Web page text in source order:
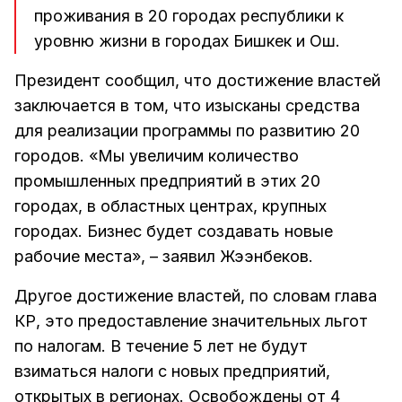
проживания в 20 городах республики к
уровню жизни в городах Бишкек и Ош.
Президент сообщил, что достижение властей
заключается в том, что изысканы средства
для реализации программы по развитию 20
городов. «Мы увеличим количество
промышленных предприятий в этих 20
городах, в областных центрах, крупных
городах. Бизнес будет создавать новые
рабочие места», – заявил Жээнбеков.
Другое достижение властей, по словам глава
КР, это предоставление значительных льгот
по налогам. В течение 5 лет не будут
взиматься налоги с новых предприятий,
открытых в регионах. Освобождены от 4